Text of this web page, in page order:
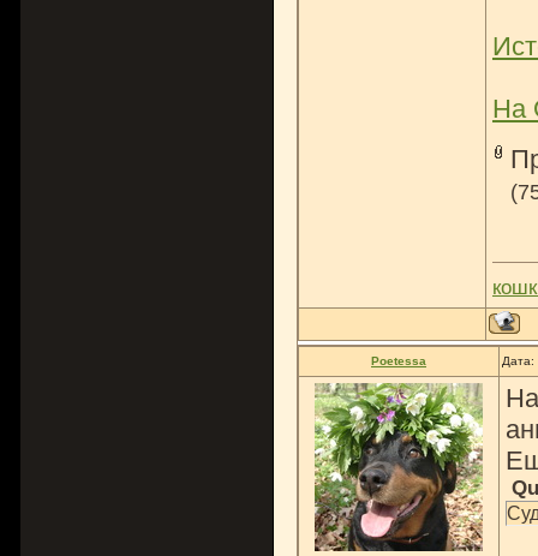
На
Poetessa